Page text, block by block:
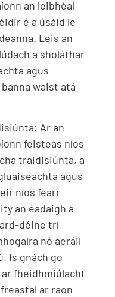
an leibhéal
é a úsáid le
Leis an
a sholáthar
agus
waist atá
Ar an
feisteas níos
traidisiúnta, a
agus
níos fearr
an éadaigh a
déine trí
nó aeráil
Is gnách go
ar fheidhmiúlacht
ar raon